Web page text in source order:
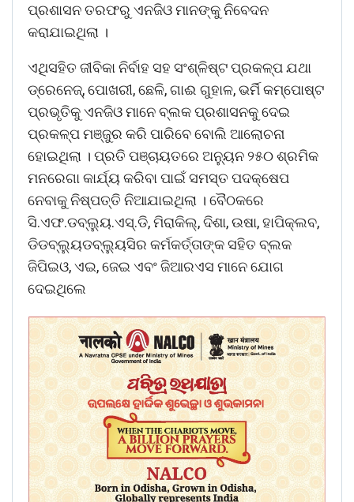
ପ୍ରଶାସନ ତରଫରୁ ଏନଜିଓ ମାନଙ୍କୁ ନିବେଦନ
କରାଯାଇଥିଲା ।
ଏଥିସହିତ ଜୀବିକା ନିର୍ବାହ ସହ ସଂଶ୍ଳିଷ୍ଟ ପ୍ରକଳ୍ପ ଯଥା
ଡ୍ରେନେଜ୍, ପୋଖରୀ, ଛେଳି, ଗାଈ ଗୁହାଳ, ଭର୍ମି କମ୍ପୋଷ୍ଟ
ପ୍ରଭୃତିକୁ ଏନଜିଓ ମାନେ ବ୍ଲକ ପ୍ରଶାସନକୁ ଦେଇ
ପ୍ରକଳ୍ପ ମଞ୍ଜୁର କରି ପାରିବେ ବୋଲି ଆଲୋଚନା
ହୋଇଥିଲା । ପ୍ରତି ପଞ୍ଚାୟତରେ ଅନୁ୍ୟନ ୨୫୦ ଶ୍ରମିକ
ମନରେଗା କାର୍ଯ୍ୟ କରିବା ପାଇଁ ସମସ୍ତ ପଦକ୍ଷେପ
ନେବାକୁ ନିଷ୍ପତ୍ତି ନିଆଯାଇଥିଲା । ବୈଠକରେ
ସି.ଏଫ.ଡବ୍ଲୁ୍ୟ.ଏସ୍.ଡି, ମିରାକିଲ୍, ଦିଶା, ଉଷା, ହାପିକ୍ଲବ,
ଡିଡବ୍ଲୁ୍ୟଡବ୍ଲୁ୍ୟସିର କର୍ମକର୍ତ୍ତାଙ୍କ ସହିତ ବ୍ଲକ
ଜିପିଇଓ, ଏଇ, ଜେଇ ଏବଂ ଜିଆରଏସ ମାନେ ଯୋଗ
ଦେଇଥିଲେ